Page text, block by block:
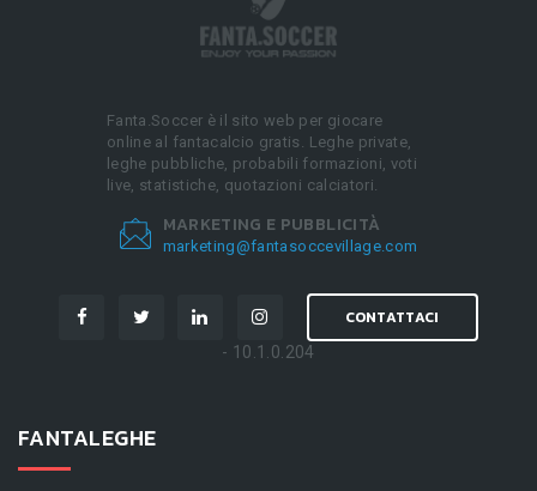
Fanta.Soccer è il sito web per giocare
online al fantacalcio gratis. Leghe private,
leghe pubbliche, probabili formazioni, voti
live, statistiche, quotazioni calciatori.
MARKETING E PUBBLICITÀ
marketing@fantasoccevillage.com
CONTATTACI
- 10.1.0.204
FANTALEGHE